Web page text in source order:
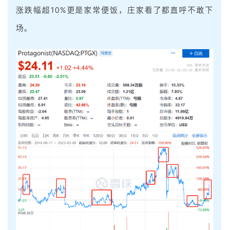
涨跌幅超10%更是家常便饭，庄家看了都直呼不敢下
场。